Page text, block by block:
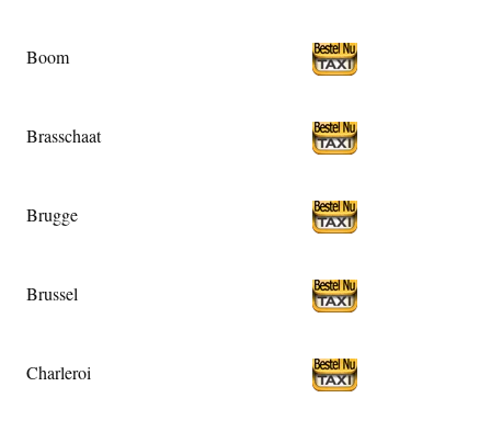
Boom
Brasschaat
Brugge
Brussel
Charleroi